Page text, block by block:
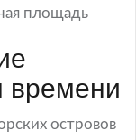
площадь
времени
островов